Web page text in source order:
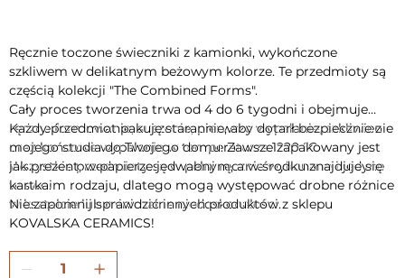
Ręcznie toczone świeczniki z kamionki, wykończone
szkliwem w delikatnym beżowym kolorze. Te przedmioty są
częścią kolekcji "The Combined Forms".
Cały proces tworzenia trwa od 4 do 6 tygodni i obejmuje
ręczne formowanie, suszenie, pierwsze wypalanie, szkliwienie
oraz końcowe wypalanie w temperaturze 1220 °C.
Wszystkie przedmioty są w pełni ręcznie wykonane i jedyne
w swoim rodzaju, dlatego mogą występować drobne różnice
w kształcie lub minimalne niedoskonałości.
Każdy przedmiot pakuję starannie, aby dotarł bezpiecznie z
mojego studia do Twojego domu. Zawsze zapakowany jest
jak prezent, w papierze jedwabnym, a w środku znajduje się
kartka.
Nie zapomnij sprawdzić innych produktów z sklepu
KOVALSKA CERAMICS!